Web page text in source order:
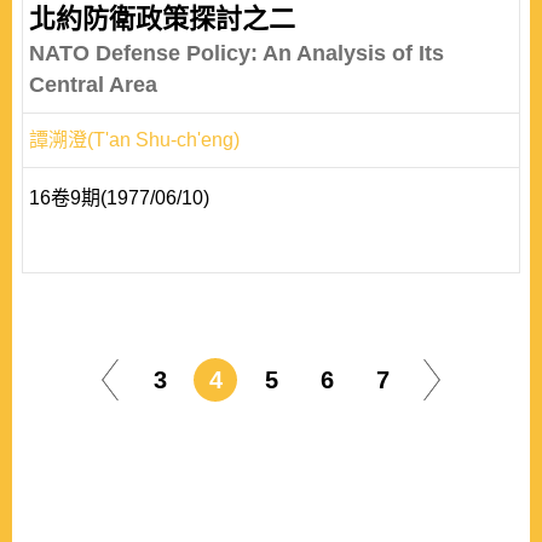
北約防衛政策探討之二
NATO Defense Policy: An Analysis of Its
Central Area
譚溯澄(T'an Shu-ch'eng)
16卷9期(1977/06/10)
3 4 5 6 7